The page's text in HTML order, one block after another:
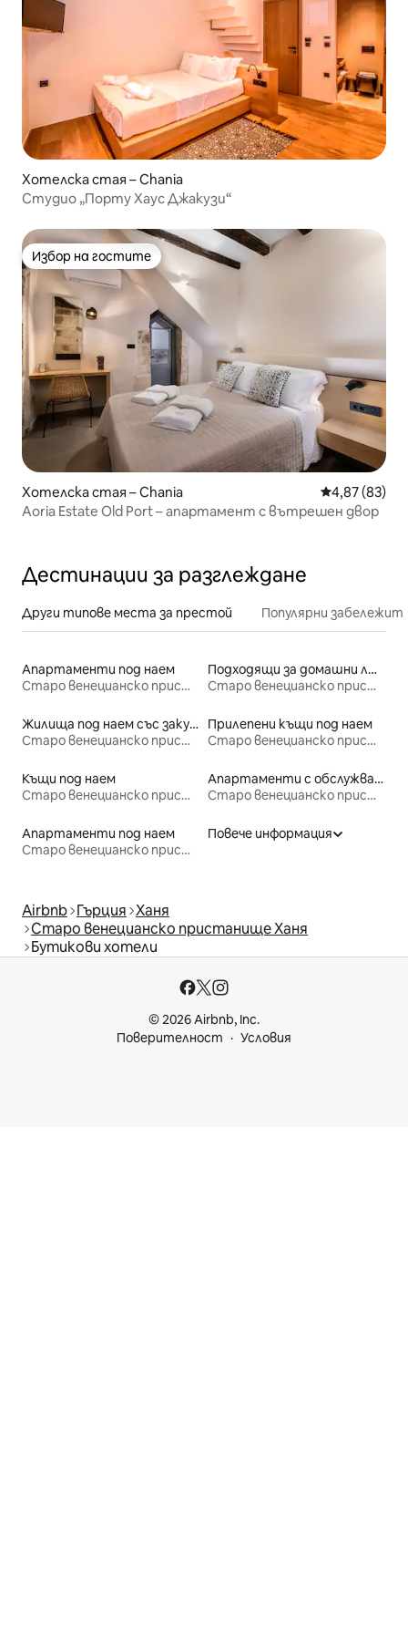
Хотелска стая – Chania
Студио „Порту Хаус Джакузи“
Избор на гостите
Избор на гостите
Хотелска стая – Chania Средна
4,87 (83)
Aoria Estate Old Port – апартамент с вътрешен двор
Дестинации за разглеждане
Други типове места за престой Популярни
Апартаменти под наем
Старо венецианско пристанище Ханя
Подходящи за домашни любимци места под наем
Старо венецианско пристанище Ханя
Жилища под наем със закуска
Старо венецианско пристанище Ханя
Прилепени къщи под наем
Старо венецианско пристанище Ханя
Къщи под наем
Старо венецианско пристанище Ханя
Апартаменти с обслужване под наем
Старо венецианско пристанище Ханя
Апартаменти под наем
Старо венецианско пристанище Ханя
Повече информация
Airbnb Гърция Ханя
Старо венецианско пристанище Ханя
Бутикови хотели
© 2026 Airbnb, Inc.
Поверителност
Условия